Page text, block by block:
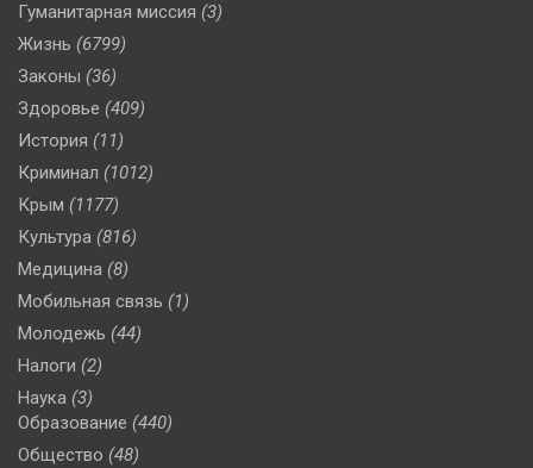
Гуманитарная миссия (3)
Жизнь (6799)
Законы (36)
Здоровье (409)
История (11)
Криминал (1012)
Крым (1177)
Культура (816)
Медицина (8)
Мобильная связь (1)
Молодежь (44)
Налоги (2)
Наука (3)
Образование (440)
Общество (48)